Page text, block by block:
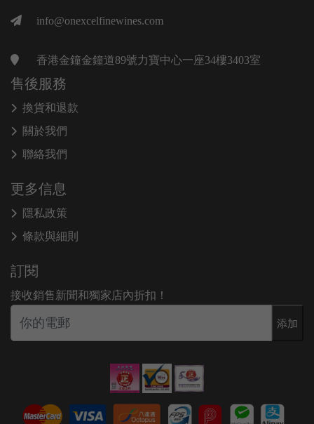
info@onexcelfinewines.com
香港金鐘金鐘道89號力寶中心一座34樓3403室
售後服務
換貨和退款
關於我們
聯絡我們
更多信息
隱私政策
條款與細則
訂閱
接收銷售新聞和獨家店內折扣！
添加